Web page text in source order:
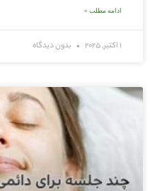
ادامه مطلب »
1 اکتبر, 2025 بدون دیدگاه